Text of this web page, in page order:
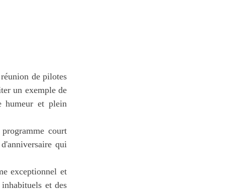
de pilotes
un exemple de
humeur et plein
court
qui
exceptionnel et
et des